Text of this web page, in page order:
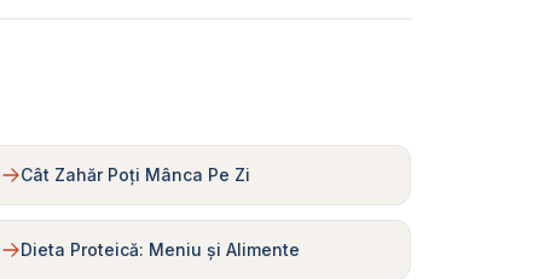
Cât Zahăr Poți Mânca Pe Zi
Dieta Proteică: Meniu și Alimente